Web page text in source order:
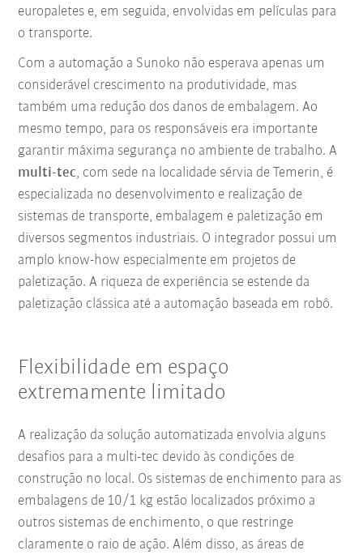
europaletes e, em seguida, envolvidas em películas para
o transporte.
Com a automação a Sunoko não esperava apenas um
considerável crescimento na produtividade, mas
também uma redução dos danos de embalagem. Ao
mesmo tempo, para os responsáveis era importante
garantir máxima segurança no ambiente de trabalho. A
multi-tec, com sede na localidade sérvia de Temerin, é
especializada no desenvolvimento e realização de
sistemas de transporte, embalagem e paletização em
diversos segmentos industriais. O integrador possui um
amplo know-how especialmente em projetos de
paletização. A riqueza de experiência se estende da
paletização clássica até a automação baseada em robô.
Flexibilidade em espaço
extremamente limitado
A realização da solução automatizada envolvia alguns
desafios para a multi-tec devido às condições de
construção no local. Os sistemas de enchimento para as
embalagens de 10/1 kg estão localizados próximo a
outros sistemas de enchimento, o que restringe
claramente o raio de ação. Além disso, as áreas de